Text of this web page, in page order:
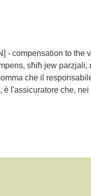
- compensation to the
sħiħ jew
che il
è l'assicuratore che,